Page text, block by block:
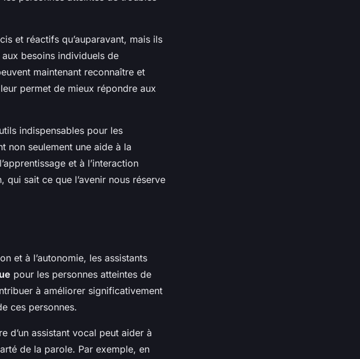
et réactifs qu’auparavant, mais ils
aux besoins individuels de
maintenant reconnaître et
permet de mieux répondre aux
indispensables pour les
non seulement une aide à la
et à l’interaction
sait ce que l’avenir nous réserve
et à l’autonomie, les assistants
pour les personnes atteintes de
à améliorer significativement
ces personnes.
d’un assistant vocal peut aider à
de la parole. Par exemple, en